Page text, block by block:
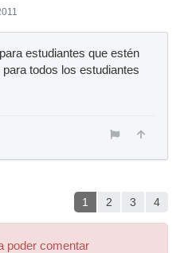
estudiantes que estén
todos los estudiantes
1 2 3 4
poder comentar